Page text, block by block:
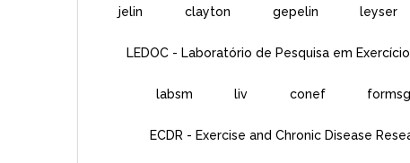
jelin clayton gepelin leyser
LEDOC - Laboratório de Pesquisa em
labsm liv conef
ECDR - Exercise and Chronic Disease